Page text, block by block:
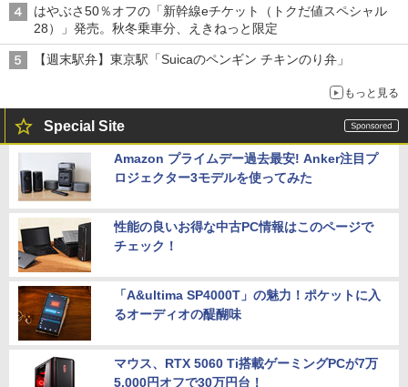
はやぶさ50％オフの「新幹線eチケット（トクだ値スペシャル
28）」発売。秋冬乗車分、えきねっと限定
【週末駅弁】東京駅「Suicaのペンギン チキンのり弁」
もっと見る
Special Site
Amazon プライムデー過去最安! Anker注目プ
ロジェクター3モデルを使ってみた
性能の良いお得な中古PC情報はこのページで
チェック！
「A&ultima SP4000T」の魅力！ポケットに入
るオーディオの醍醐味
マウス、RTX 5060 Ti搭載ゲーミングPCが7万
5,000円オフで30万円台！